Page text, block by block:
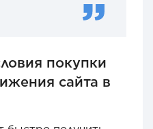
покупки
сайта в